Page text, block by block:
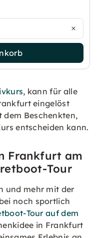
, kann für alle
eingelöst
Beschenkten,
entscheiden kann.
Frankfurt am
Tour
und mehr mit der
noch sportlich
Tour auf dem
in Frankfurt